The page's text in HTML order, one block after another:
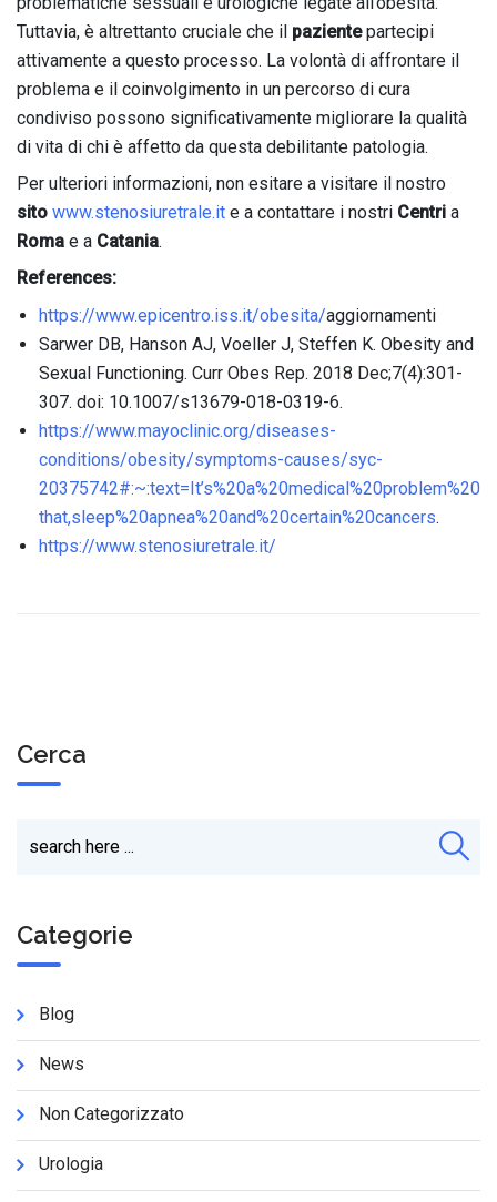
Tuttavia, è altrettanto cruciale che il pazientepartecipi
attivamente a questo processo. La volontà di affrontare il
problema e il coinvolgimento in un percorso di cura
condiviso possono significativamente migliorare la qualità
di vita di chi è affetto da questa debilitante patologia.
Per ulteriori informazioni, non esitare a visitare il nostro
sito www.stenosiuretrale.it e a contattare i nostri Centri a
Roma e a Catania.
References:
https://www.epicentro.iss.it/obesita/aggiornamenti
Sarwer DB, Hanson AJ, Voeller J, Steffen K. Obesity and
Sexual Functioning. Curr Obes Rep. 2018 Dec;7(4):301-
307. doi: 10.1007/s13679-018-0319-6.
https://www.mayoclinic.org/diseases-
conditions/obesity/symptoms-causes/syc-
20375742#:~:text=It’s%20a%20medical%20problem%20
that,sleep%20apnea%20and%20certain%20cancers.
https://www.stenosiuretrale.it/
Cerca
Categorie
Blog
News
Non Categorizzato
Urologia